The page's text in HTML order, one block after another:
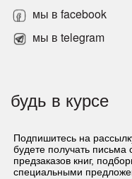
мы в facebook
мы в telegram
будь в курсе
Подпишитесь на
будете получать письма
предзаказов книг,
специальными